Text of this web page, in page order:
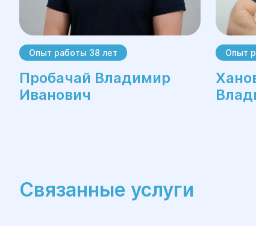
Опыт работы 38 лет
Пробачай Владимир
Иванович
Опыт
Связанные услуги